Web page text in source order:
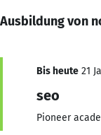
Ausbildung von
Bis heute 21
seo
Pioneer